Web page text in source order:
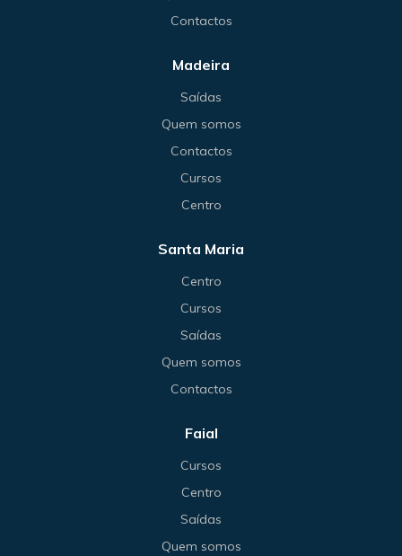
Contactos
Madeira
Saídas
Quem somos
Contactos
Cursos
Centro
Santa Maria
Centro
Cursos
Saídas
Quem somos
Contactos
Faial
Cursos
Centro
Saídas
Quem somos